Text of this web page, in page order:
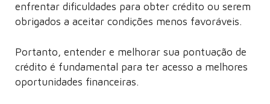
enfrentar dificuldades para obter crédito ou serem
obrigados a aceitar condições menos favoráveis.
Portanto, entender e melhorar sua pontuação de
crédito é fundamental para ter acesso a melhores
oportunidades financeiras.